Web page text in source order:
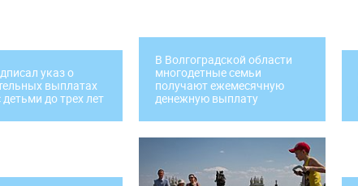
указ о
выплатах
до трех лет
В Волгоградской области
многодетные семьи
получают ежемесячную
денежную выплату